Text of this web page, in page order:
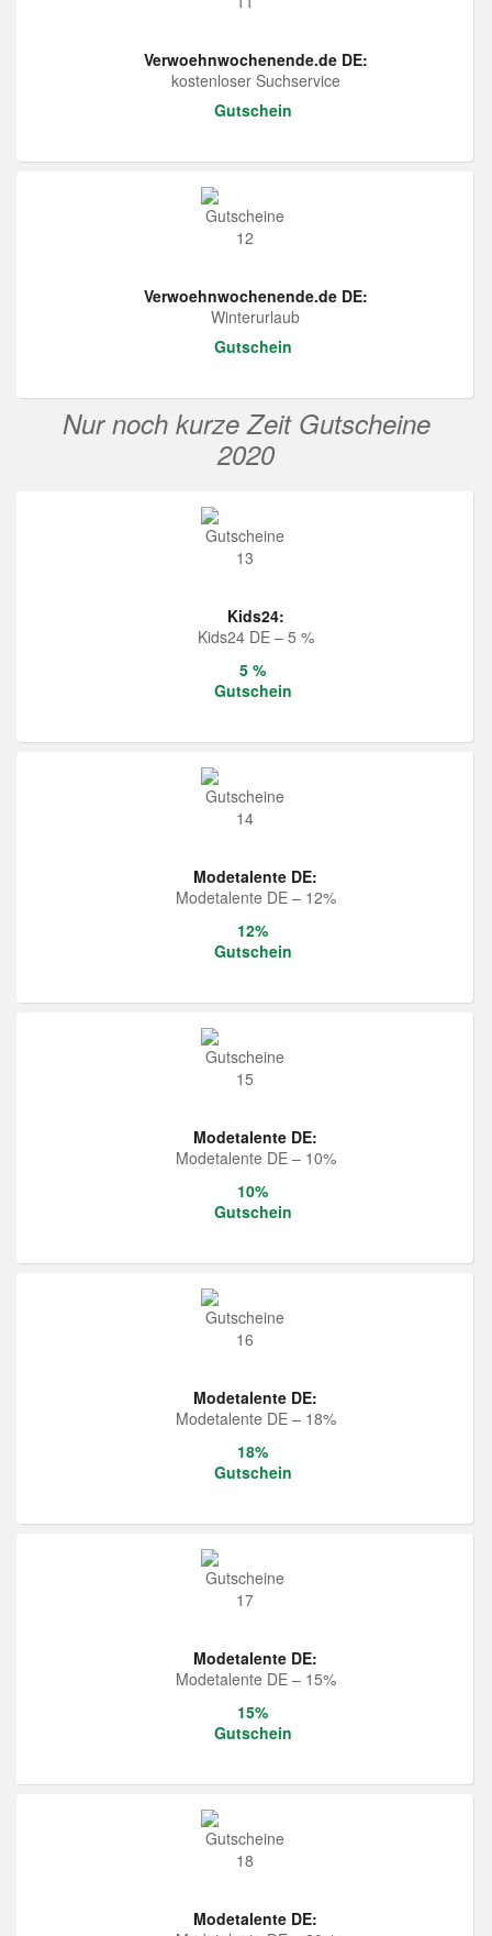
Verwoehnwochenende.de DE:
kostenloser Suchservice
Gutschein
Verwoehnwochenende.de DE:
Winterurlaub
Gutschein
Nur noch kurze Zeit Gutscheine
2020
Kids24:
Kids24 DE – 5 %
5 %
Gutschein
Modetalente DE:
Modetalente DE – 12%
12%
Gutschein
Modetalente DE:
Modetalente DE – 10%
10%
Gutschein
Modetalente DE:
Modetalente DE – 18%
18%
Gutschein
Modetalente DE:
Modetalente DE – 15%
15%
Gutschein
Modetalente DE: